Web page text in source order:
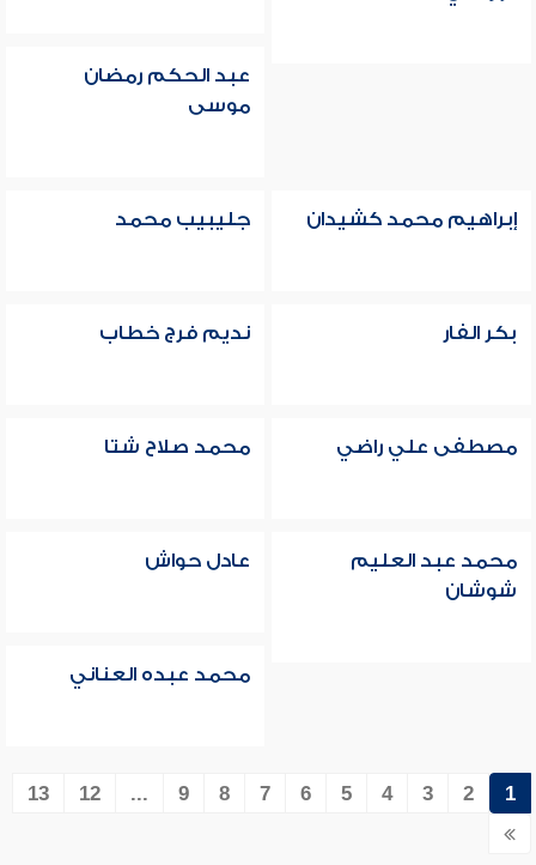
عبد الحكم رمضان
موسى
إبراهيم محمد كشيدان جليبيب محمد
بكر الفار نديم فرج خطاب
مصطفى علي راضي محمد صلاح شتا
محمد عبد العليم
شوشان
عادل حواش
محمد عبده العناني
1
2
3
4
5
6
7
8
9
...
12
13